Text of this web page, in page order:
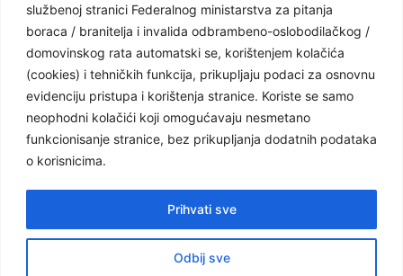
službenoj stranici Federalnog ministarstva za pitanja
boraca / branitelja i invalida odbrambeno-oslobodilačkog /
domovinskog rata automatski se, korištenjem kolačića
(cookies) i tehničkih funkcija, prikupljaju podaci za osnovnu
evidenciju pristupa i korištenja stranice. Koriste se samo
neophodni kolačići koji omogućavaju nesmetano
funkcionisanje stranice, bez prikupljanja dodatnih podataka
o korisnicima.
Odbij sve
Prihvati sve
Youtube Kanal
Linkovi
Vlada Federacije Bosne i Hercegovine
Federalno ministarstvo finansija
Federalno ministarstvo rada i socijalne politike
Federalno ministarstvo za pitanja boraca /branitelja i invalida odbrambeno-